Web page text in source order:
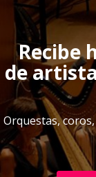
Recibe
de
Orquestas,